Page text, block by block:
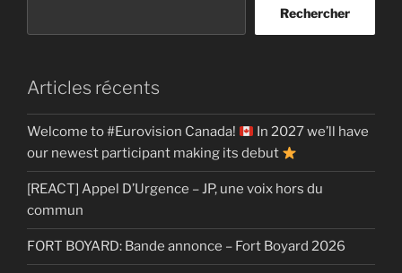
Rechercher
Articles récents
Welcome to #Eurovision Canada!
In 2027 we’ll have
our newest participant making its debut
[REACT] Appel D’Urgence – JP, une voix hors du
commun
FORT BOYARD: Bande annonce – Fort Boyard 2026